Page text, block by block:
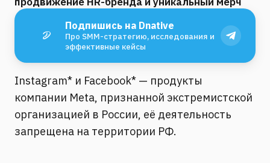
Подпишись на Dnative
Про SMM-стратегию, исследования и
эффективные кейсы
Instagram* и Facebook* — продукты
компании Meta, признанной экстремистской
организацией в России, её деятельность
запрещена на территории РФ.